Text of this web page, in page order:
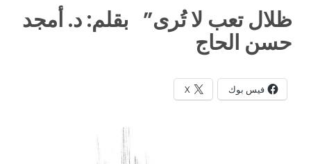
ظلال تعب لا تُرى” بقلم: د. أمجد
حسن الحاج
فيس بوك X